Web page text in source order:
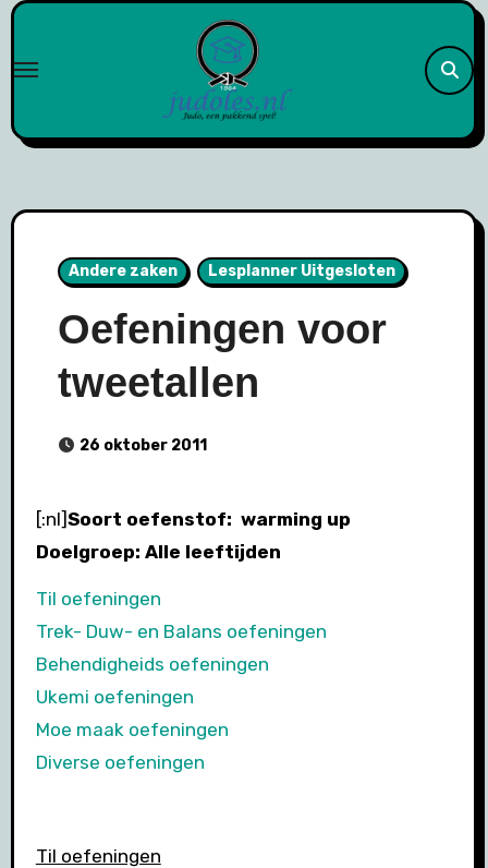
Naar
inhoud
Andere zaken Lesplanner Uitgesloten
Oefeningen voor
tweetallen
26 oktober 2011
[:nl]Soort oefenstof: warming up
Doelgroep: Alle leeftijden
Til oefeningen
Trek- Duw- en Balans oefeningen
Behendigheids oefeningen
Ukemi oefeningen
Moe maak oefeningen
Diverse oefeningen
Til oefeningen